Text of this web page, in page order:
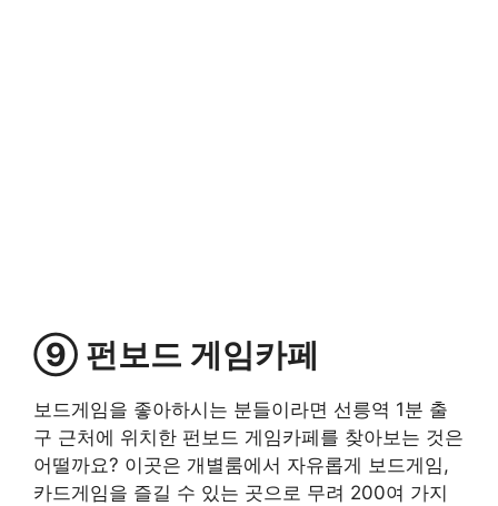
⑨ 펀보드 게임카페
보드게임을 좋아하시는 분들이라면 선릉역 1분 출
구 근처에 위치한 펀보드 게임카페를 찾아보는 것은
어떨까요? 이곳은 개별룸에서 자유롭게 보드게임,
카드게임을 즐길 수 있는 곳으로 무려 200여 가지